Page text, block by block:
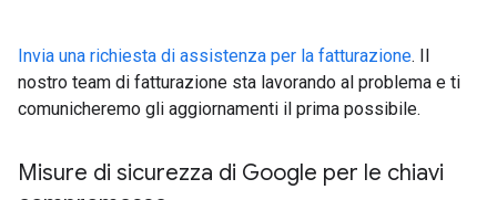
Invia una richiesta di assistenza per la fatturazione. Il
nostro team di fatturazione sta lavorando al problema e ti
comunicheremo gli aggiornamenti il prima possibile.
Misure di sicurezza di Google per le chiavi